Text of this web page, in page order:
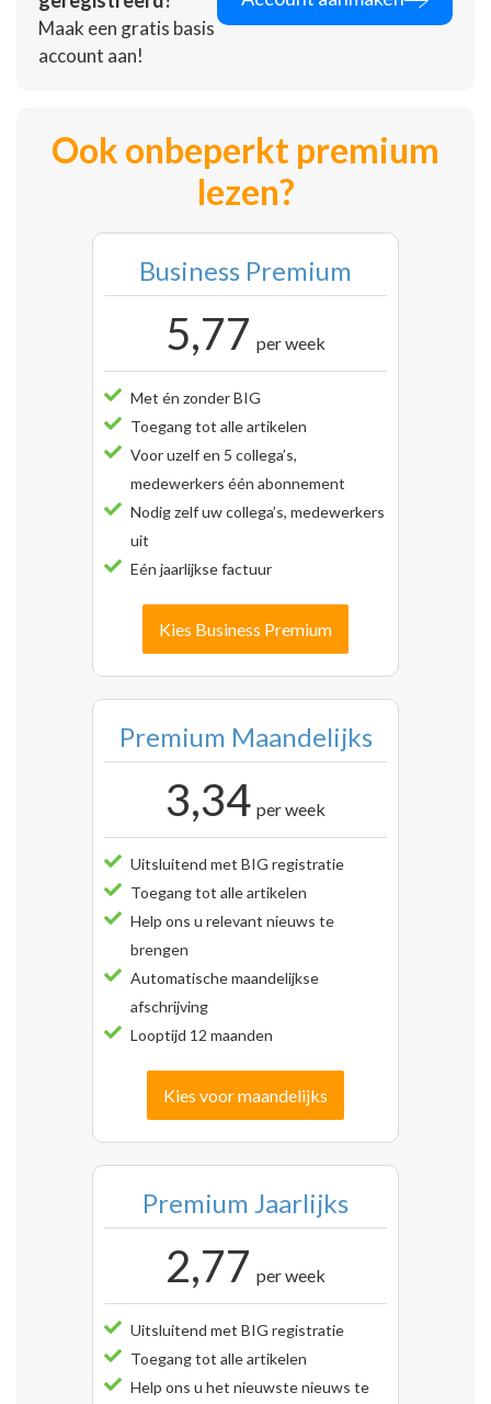
Maak een gratis basis
account aan!
Ook onbeperkt premium
lezen?
Business Premium
5,77 per week
Met én zonder BIG
Toegang tot alle artikelen
Voor uzelf en 5 collega’s,
medewerkers één abonnement
Nodig zelf uw collega’s, medewerkers
uit
Eén jaarlijkse factuur
Kies Business Premium
Premium Maandelijks
3,34 per week
Uitsluitend met BIG registratie
Toegang tot alle artikelen
Help ons u relevant nieuws te
brengen
Automatische maandelijkse
afschrijving
Looptijd 12 maanden
Kies voor maandelijks
Premium Jaarlijks
2,77 per week
Uitsluitend met BIG registratie
Toegang tot alle artikelen
Help ons u het nieuwste nieuws te